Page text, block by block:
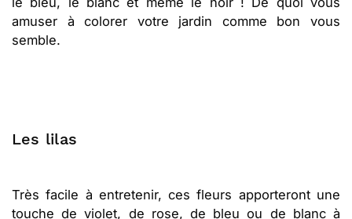
amuser à colorer votre jardin comme bon vous
semble.
Les lilas
Très facile à entretenir, ces fleurs apporteront une
touche de violet, de rose, de bleu ou de blanc à